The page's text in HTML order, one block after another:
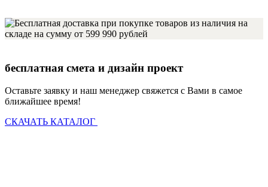
бесплатная смета и дизайн проект
Оставьте заявку и наш менеджер свяжется с Вами в самое
ближайшее время!
СКАЧАТЬ КАТАЛОГ